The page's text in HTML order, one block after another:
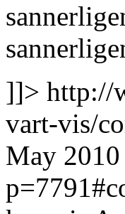
]]> http://
vart-vis/
May